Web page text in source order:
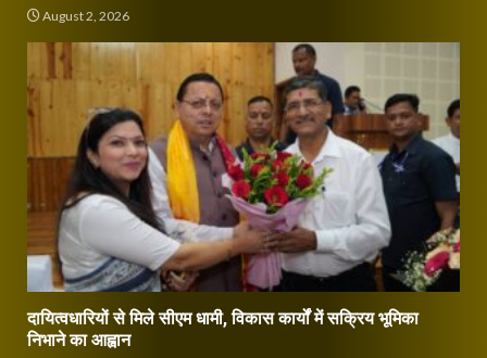
August 2, 2026
दायित्वधारियों से मिले सीएम धामी, विकास कार्यों में सक्रिय भूमिका
निभाने का आह्वान